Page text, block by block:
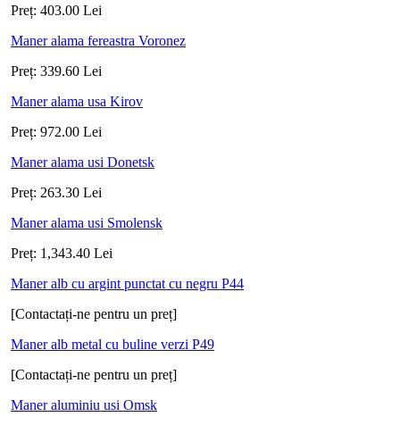
Preț: 403.00 Lei
Maner alama fereastra Voronez
Preț: 339.60 Lei
Maner alama usa Kirov
Preț: 972.00 Lei
Maner alama usi Donetsk
Preț: 263.30 Lei
Maner alama usi Smolensk
Preț: 1,343.40 Lei
Maner alb cu argint punctat cu negru P44
[Contactați-ne pentru un preț]
Maner alb metal cu buline verzi P49
[Contactați-ne pentru un preț]
Maner aluminiu usi Omsk